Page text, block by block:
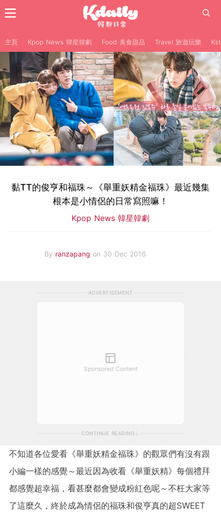
主頁 Kpop News 韓星韓劇 Food 美食甜品 Travel 旅遊玩樂
黏TT的俊亨和福珠～《舉重妖精金福珠》最近幾集
根本是小情侶的日常寫照嘛！
Kpop News 韓星韓劇
By ranzapang on 30 Dec 2016
ADVERTISEMENT
Sponsored Content
CONTINUE READING
不知道各位愛看《舉重妖精金福珠》的觀眾們有沒有跟
小編一樣的感覺～最近因為收看《舉重妖精》每個禮拜
都感覺超幸福，看甚麼都會變成粉紅色呢～不枉大家等
了這麼久，終於成為情侶的福珠和俊亨真的超SWEET